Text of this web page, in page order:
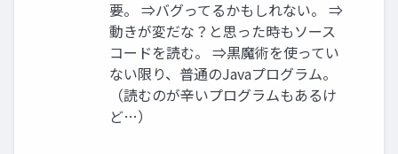
要。 ⇒バグってるかもしれない。 ⇒
動きが変だな？と思った時もソース
コードを読む。 ⇒黒魔術を使ってい
ない限り、普通のJavaプログラム。
（読むのが辛いプログラムもあるけ
ど…）